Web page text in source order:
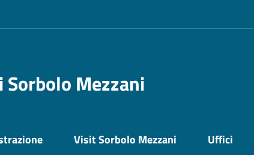
Sorbolo Mezzani
Visit Sorbolo Mezzani Uffici
2024 – Individuazione spazi riservati alla propaganda